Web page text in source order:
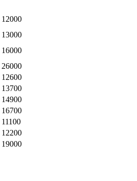
12000
13000
16000
26000
12600
13700
14900
16700
11100
12200
19000